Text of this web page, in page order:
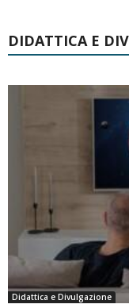
DIDATTICA E
Didattica e Divulgazione